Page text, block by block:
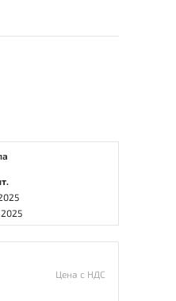
Цена с НДС